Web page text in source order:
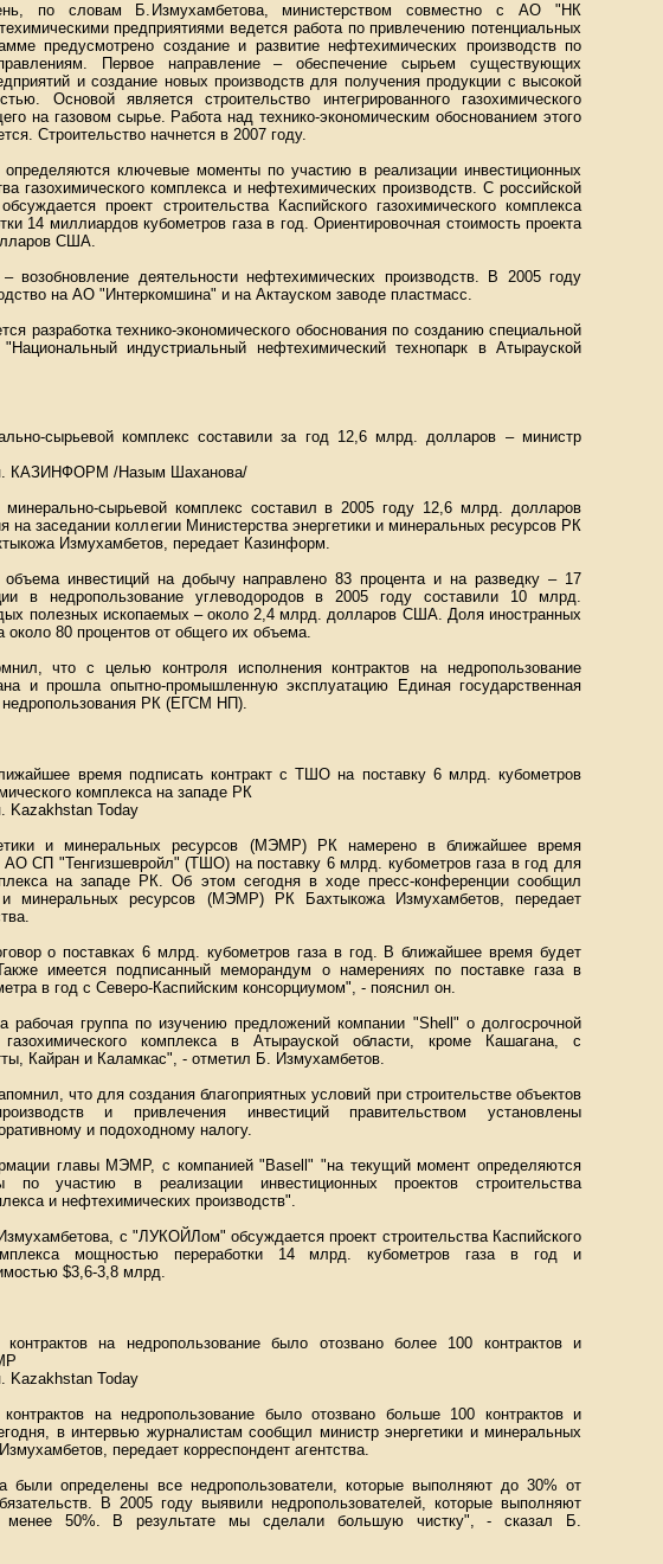
по словам Б.Измухамбетова, министерством совместно с АО "НК
предприятиями ведется работа по привлечению потенциальных
предусмотрено создание и развитие нефтехимических производств по
Первое направление – обеспечение сырьем существующих
и создание новых производств для получения продукции с высокой
Основой является строительство интегрированного газохимического
на газовом сырье. Работа над технико-экономическим обоснованием этого
Строительство начнется в 2007 году.
ключевые моменты по участию в реализации инвестиционных
газохимического комплекса и нефтехимических производств. С российской
проект строительства Каспийского газохимического комплекса
14 миллиардов кубометров газа в год. Ориентировочная стоимость проекта
США.
возобновление деятельности нефтехимических производств. В 2005 году
на АО "Интеркомшина" и на Актауском заводе пластмасс.
разработка технико-экономического обоснования по созданию специальной
индустриальный нефтехимический технопарк в Атырауской
сырьевой комплекс составили за год 12,6 млрд. долларов – министр
КАЗИНФОРМ /Назым Шаханова/
сырьевой комплекс составил в 2005 году 12,6 млрд. долларов
заседании коллегии Министерства энергетики и минеральных ресурсов РК
Измухамбетов, передает Казинформ.
инвестиций на добычу направлено 83 процента и на разведку – 17
в недропользование углеводородов в 2005 году составили 10 млрд.
полезных ископаемых – около 2,4 млрд. долларов США. Доля иностранных
около 80 процентов от общего их объема.
что с целью контроля исполнения контрактов на недропользование
и прошла опытно-промышленную эксплуатацию Единая государственная
недропользования РК (ЕГСМ НП).
время подписать контракт с ТШО на поставку 6 млрд. кубометров
комплекса на западе РК
Kazakhstan Today
и минеральных ресурсов (МЭМР) РК намерено в ближайшее время
АО СП "Тенгизшевройл" (ТШО) на поставку 6 млрд. кубометров газа в год для
на западе РК. Об этом сегодня в ходе пресс-конференции сообщил
и минеральных ресурсов (МЭМР) РК Бахтыкожа Измухамбетов, передает
о поставках 6 млрд. кубометров газа в год. В ближайшее время будет
имеется подписанный меморандум о намерениях по поставке газа в
в год с Северо-Каспийским консорциумом", - пояснил он.
группа по изучению предложений компании "Shell" о долгосрочной
комплекса в Атырауской области, кроме Кашагана, с
Кайран и Каламкас", - отметил Б. Измухамбетов.
что для создания благоприятных условий при строительстве объектов
и привлечения инвестиций правительством установлены
и подоходному налогу.
главы МЭМР, с компанией "Basell" "на текущий момент определяются
по участию в реализации инвестиционных проектов строительства
и нефтехимических производств".
с "ЛУКОЙЛом" обсуждается проект строительства Каспийского
мощностью переработки 14 млрд. кубометров газа в год и
$3,6-3,8 млрд.
на недропользование было отозвано более 100 контрактов и
Kazakhstan Today
на недропользование было отозвано больше 100 контрактов и
в интервью журналистам сообщил министр энергетики и минеральных
передает корреспондент агентства.
были определены все недропользователи, которые выполняют до 30% от
В 2005 году выявили недропользователей, которые выполняют
менее 50%. В результате мы сделали большую чистку", - сказал Б.